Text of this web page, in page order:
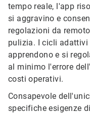
tempo reale, l'app
si aggravino e
regolazioni da
pulizia. I cicli
apprendono e si
al minimo l'errore
costi operativi.
Consapevole
specifiche esigenze